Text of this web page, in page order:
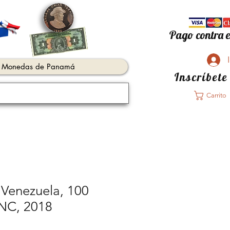
Monedas de Panamá
Pago contra
Carrito
100
2018